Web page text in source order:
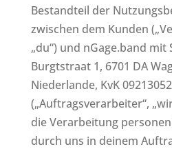
Bestandteil der
zwischen dem Kunden
„du“) und nGage.band mit
Burgtstraat 1, 6701 DA
Niederlande, KvK 09213052
(„Auftragsverarbeiter“,
die Verarbeitung
durch uns in deinem